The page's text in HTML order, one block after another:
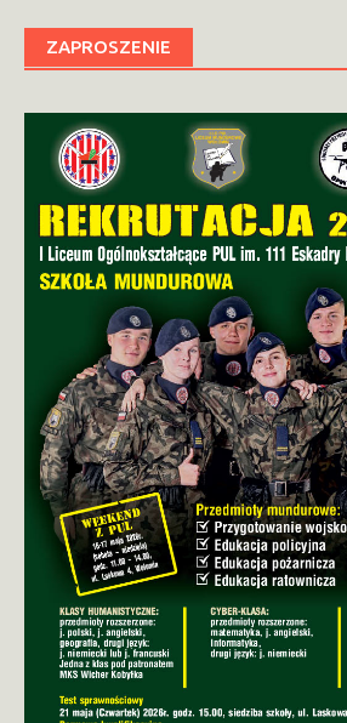
ZAPROSZENIE